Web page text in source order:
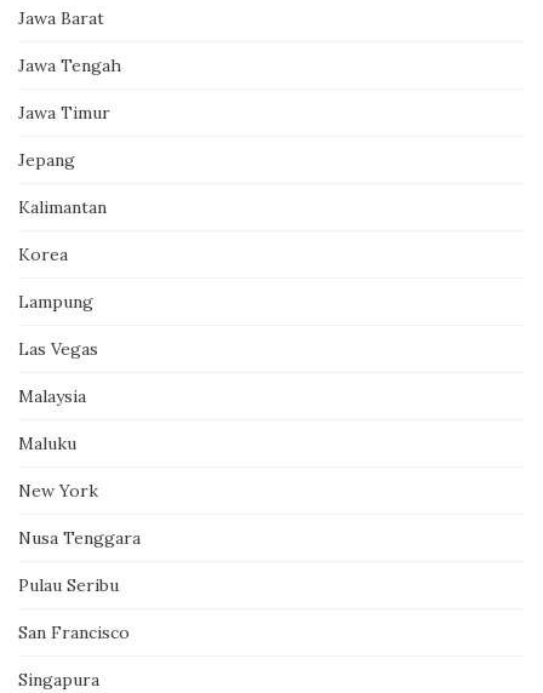
Jawa Barat
Jawa Tengah
Jawa Timur
Jepang
Kalimantan
Korea
Lampung
Las Vegas
Malaysia
Maluku
New York
Nusa Tenggara
Pulau Seribu
San Francisco
Singapura